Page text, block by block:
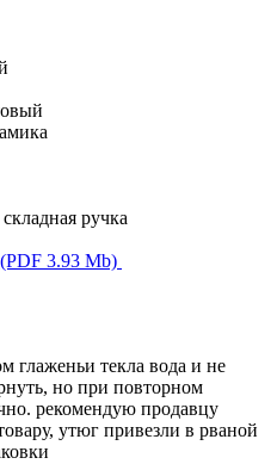
складная ручка
3.93 Mb)
глаженьи текла вода и не
но при повторном
рекомендую продавцу
утюг привезли в рваной